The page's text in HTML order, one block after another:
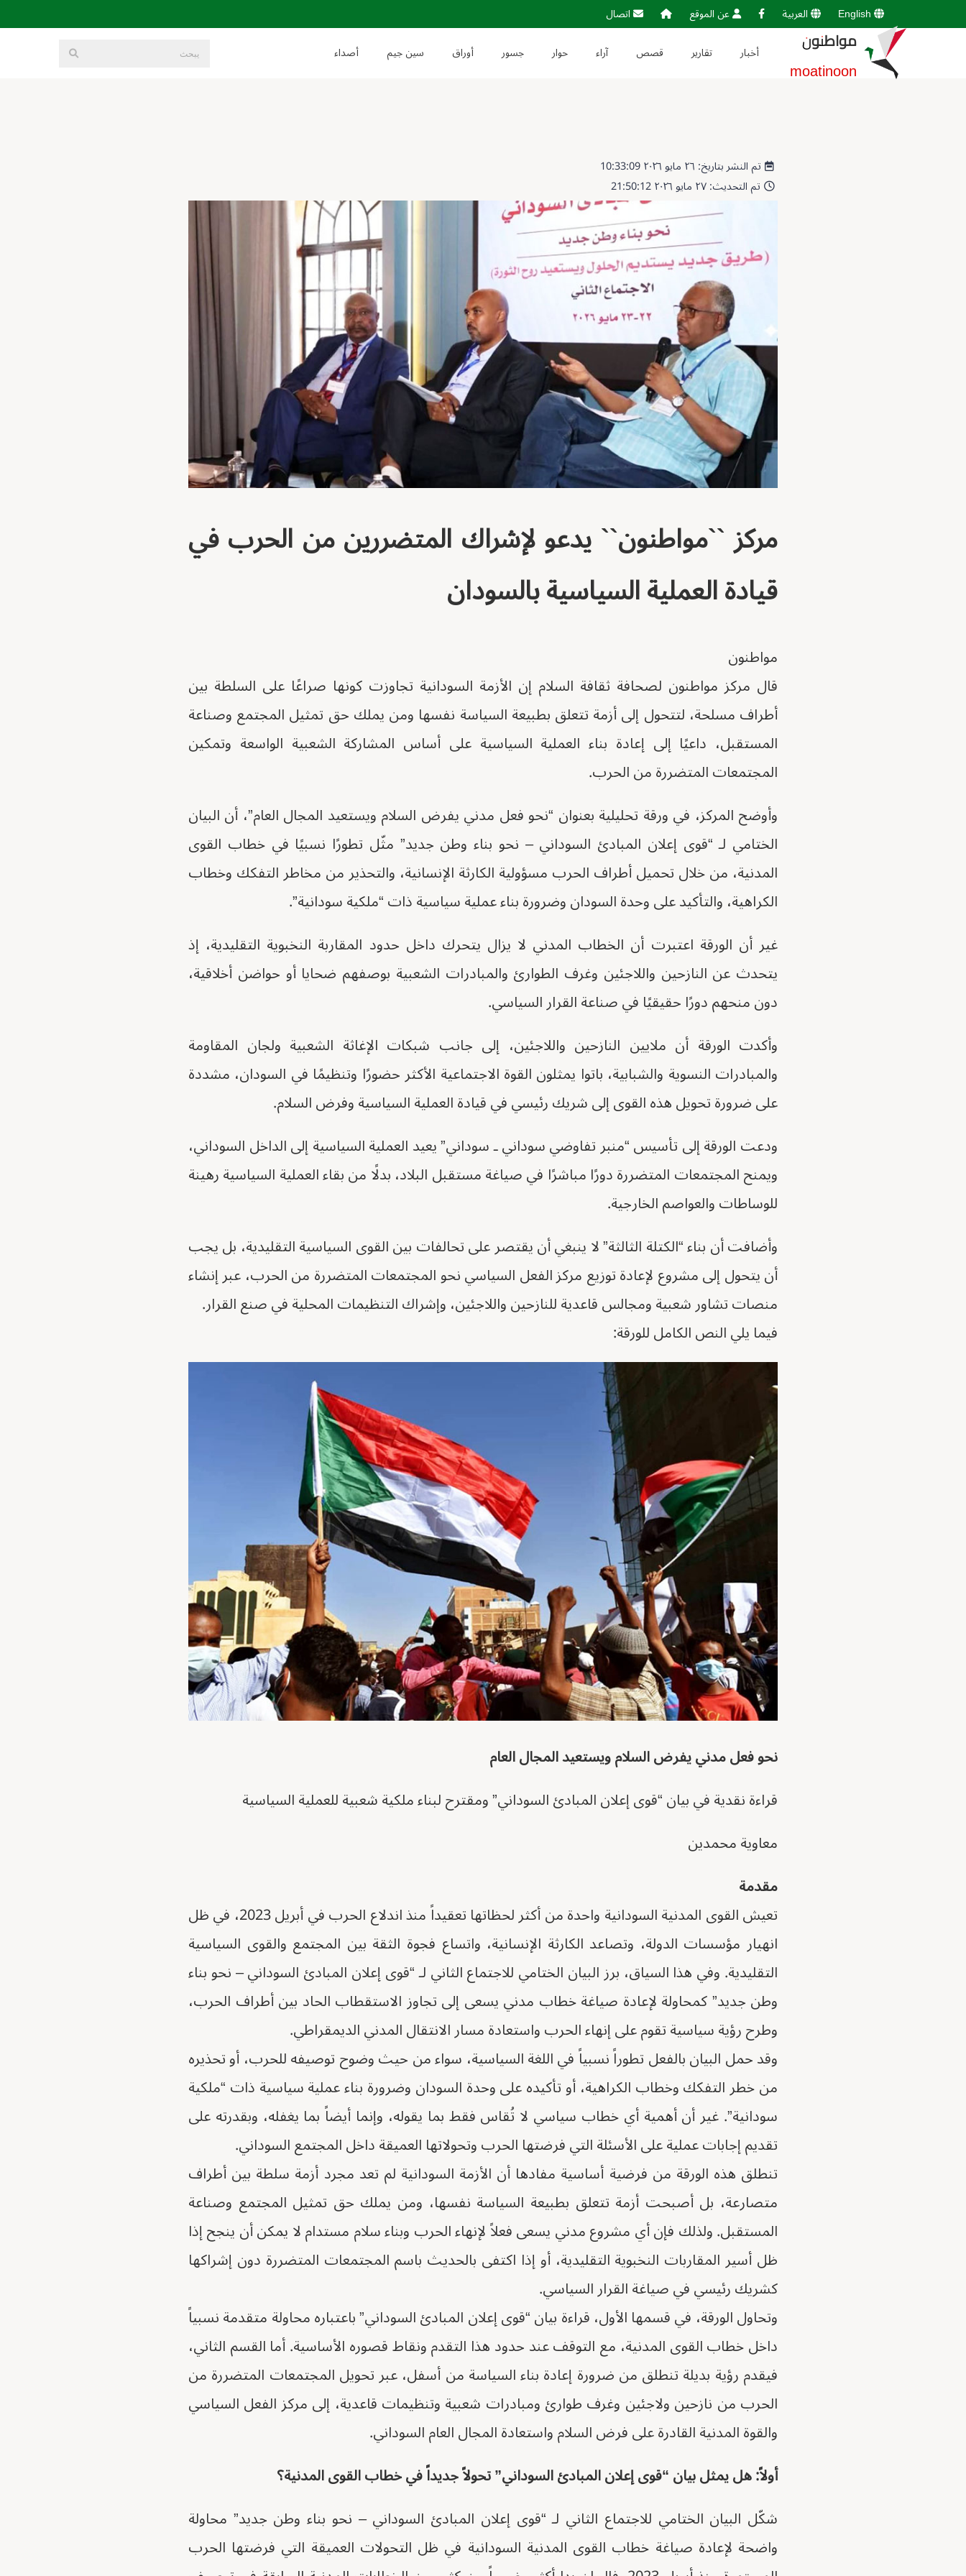
English العربية عن الموقع اتصال
مواطنون
moatinoon
أخبار تقارير قصص آراء حوار جسور أوراق سين جيم أصداء
تم النشر بتاريخ: ٢٦ مايو ٢٠٢٦ 10:33:09
تم التحديث: ٢٧ مايو ٢٠٢٦ 21:50:12
مركز ``مواطنون`` يدعو لإشراك المتضررين من الحرب في
قيادة العملية السياسية بالسودان
مواطنون
قال مركز مواطنون لصحافة ثقافة السلام إن الأزمة السودانية تجاوزت كونها صراعًا على السلطة بين
أطراف مسلحة، لتتحول إلى أزمة تتعلق بطبيعة السياسة نفسها ومن يملك حق تمثيل المجتمع وصناعة
المستقبل، داعيًا إلى إعادة بناء العملية السياسية على أساس المشاركة الشعبية الواسعة وتمكين
المجتمعات المتضررة من الحرب.
وأوضح المركز، في ورقة تحليلية بعنوان “نحو فعل مدني يفرض السلام ويستعيد المجال العام”، أن البيان
الختامي لـ “قوى إعلان المبادئ السوداني – نحو بناء وطن جديد” مثّل تطورًا نسبيًا في خطاب القوى
المدنية، من خلال تحميل أطراف الحرب مسؤولية الكارثة الإنسانية، والتحذير من مخاطر التفكك وخطاب
الكراهية، والتأكيد على وحدة السودان وضرورة بناء عملية سياسية ذات “ملكية سودانية”.
غير أن الورقة اعتبرت أن الخطاب المدني لا يزال يتحرك داخل حدود المقاربة النخبوية التقليدية، إذ
يتحدث عن النازحين واللاجئين وغرف الطوارئ والمبادرات الشعبية بوصفهم ضحايا أو حواضن أخلاقية،
دون منحهم دورًا حقيقيًا في صناعة القرار السياسي.
وأكدت الورقة أن ملايين النازحين واللاجئين، إلى جانب شبكات الإغاثة الشعبية ولجان المقاومة
والمبادرات النسوية والشبابية، باتوا يمثلون القوة الاجتماعية الأكثر حضورًا وتنظيمًا في السودان، مشددة
على ضرورة تحويل هذه القوى إلى شريك رئيسي في قيادة العملية السياسية وفرض السلام.
ودعت الورقة إلى تأسيس “منبر تفاوضي سوداني ـ سوداني” يعيد العملية السياسية إلى الداخل السوداني،
ويمنح المجتمعات المتضررة دورًا مباشرًا في صياغة مستقبل البلاد، بدلًا من بقاء العملية السياسية رهينة
للوساطات والعواصم الخارجية.
وأضافت أن بناء “الكتلة الثالثة” لا ينبغي أن يقتصر على تحالفات بين القوى السياسية التقليدية، بل يجب
أن يتحول إلى مشروع لإعادة توزيع مركز الفعل السياسي نحو المجتمعات المتضررة من الحرب، عبر إنشاء
منصات تشاور شعبية ومجالس قاعدية للنازحين واللاجئين، وإشراك التنظيمات المحلية في صنع القرار.
فيما يلي النص الكامل للورقة:
نحو فعل مدني يفرض السلام ويستعيد المجال العام
قراءة نقدية في بيان “قوى إعلان المبادئ السوداني” ومقترح لبناء ملكية شعبية للعملية السياسية
معاوية محمدين
مقدمة
تعيش القوى المدنية السودانية واحدة من أكثر لحظاتها تعقيداً منذ اندلاع الحرب في أبريل 2023، في ظل
انهيار مؤسسات الدولة، وتصاعد الكارثة الإنسانية، واتساع فجوة الثقة بين المجتمع والقوى السياسية
التقليدية. وفي هذا السياق، برز البيان الختامي للاجتماع الثاني لـ “قوى إعلان المبادئ السوداني – نحو بناء
وطن جديد” كمحاولة لإعادة صياغة خطاب مدني يسعى إلى تجاوز الاستقطاب الحاد بين أطراف الحرب،
وطرح رؤية سياسية تقوم على إنهاء الحرب واستعادة مسار الانتقال المدني الديمقراطي.
وقد حمل البيان بالفعل تطوراً نسبياً في اللغة السياسية، سواء من حيث وضوح توصيفه للحرب، أو تحذيره
من خطر التفكك وخطاب الكراهية، أو تأكيده على وحدة السودان وضرورة بناء عملية سياسية ذات “ملكية
سودانية”. غير أن أهمية أي خطاب سياسي لا تُقاس فقط بما يقوله، وإنما أيضاً بما يغفله، وبقدرته على
تقديم إجابات عملية على الأسئلة التي فرضتها الحرب وتحولاتها العميقة داخل المجتمع السوداني.
تنطلق هذه الورقة من فرضية أساسية مفادها أن الأزمة السودانية لم تعد مجرد أزمة سلطة بين أطراف
متصارعة، بل أصبحت أزمة تتعلق بطبيعة السياسة نفسها، ومن يملك حق تمثيل المجتمع وصناعة
المستقبل. ولذلك فإن أي مشروع مدني يسعى فعلاً لإنهاء الحرب وبناء سلام مستدام لا يمكن أن ينجح إذا
ظل أسير المقاربات النخبوية التقليدية، أو إذا اكتفى بالحديث باسم المجتمعات المتضررة دون إشراكها
كشريك رئيسي في صياغة القرار السياسي.
وتحاول الورقة، في قسمها الأول، قراءة بيان “قوى إعلان المبادئ السوداني” باعتباره محاولة متقدمة نسبياً
داخل خطاب القوى المدنية، مع التوقف عند حدود هذا التقدم ونقاط قصوره الأساسية. أما القسم الثاني،
فيقدم رؤية بديلة تنطلق من ضرورة إعادة بناء السياسة من أسفل، عبر تحويل المجتمعات المتضررة من
الحرب من نازحين ولاجئين وغرف طوارئ ومبادرات شعبية وتنظيمات قاعدية، إلى مركز الفعل السياسي
والقوة المدنية القادرة على فرض السلام واستعادة المجال العام السوداني.
أولاً: هل يمثل بيان “قوى إعلان المبادئ السوداني” تحولاً جديداً في خطاب القوى المدنية؟
شكّل البيان الختامي للاجتماع الثاني لـ “قوى إعلان المبادئ السوداني – نحو بناء وطن جديد” محاولة
واضحة لإعادة صياغة خطاب القوى المدنية السودانية في ظل التحولات العميقة التي فرضتها الحرب